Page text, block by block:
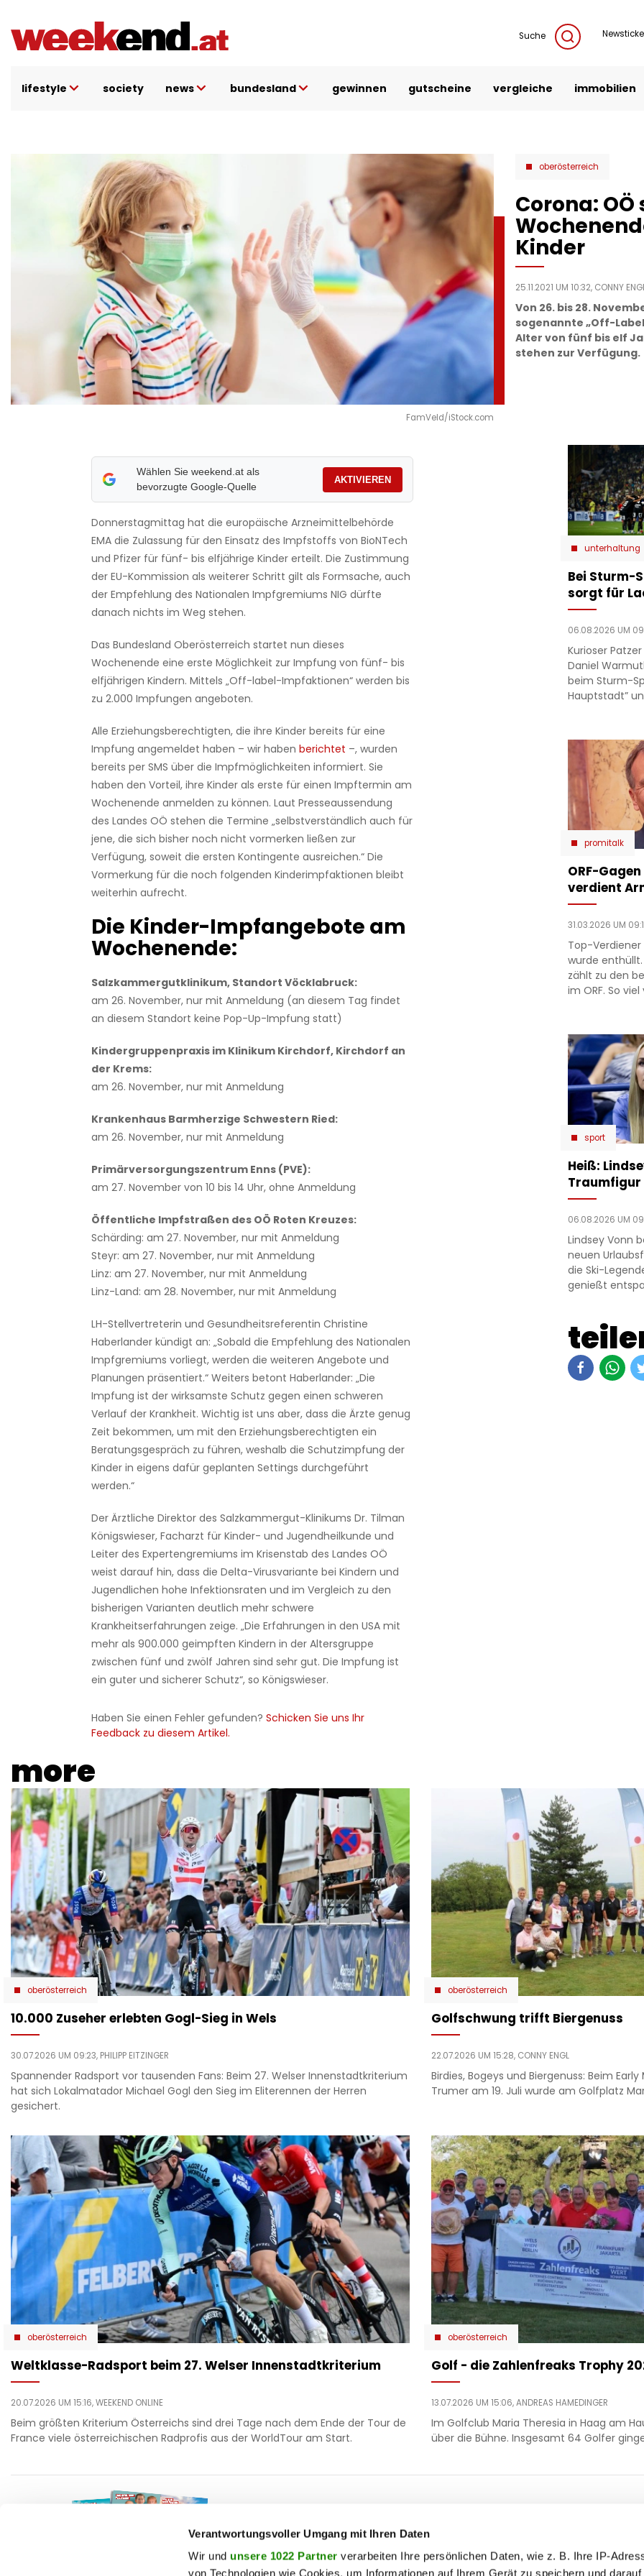
Verantwortungsvoller Umgang mit Ihren Daten
Wir und unsere 1022 Partner verarbeiten Ihre persönlichen Daten, wie z. B. Ihre IP-
von Technologien wie Cookies, um Informationen auf Ihrem Gerät zu speichern und
Inhalt
Suche
lifestyle society news bundesland gewinnen gutscheine vergleiche immobilien
FamVeld/iStock.com
oberösterreich
Corona:
Kinder
25.11.2021 UM 10:32, CONNY
Von 26. bis 28.
sogenannte „Off-
Alter von fünf bis elf
stehen zur Verfügung.
Wählen Sie weekend.at als
bevorzugte Google-Quelle
AKTIVIEREN
Donnerstagmittag hat die europäische Arzneimittelbehörde
EMA die Zulassung für den Einsatz des Impfstoffs von BioNTech
und Pfizer für fünf- bis elfjährige Kinder erteilt. Die Zustimmung
der EU-Kommission als weiterer Schritt gilt als Formsache, auch
der Empfehlung des Nationalen Impfgremiums NIG dürfte
danach nichts im Weg stehen.
Das Bundesland Oberösterreich startet nun dieses
Wochenende eine erste Möglichkeit zur Impfung von fünf- bis
elfjährigen Kindern. Mittels „Off-label-Impfaktionen“ werden bis
zu 2.000 Impfungen angeboten.
Alle Erziehungsberechtigten, die ihre Kinder bereits für eine
Impfung angemeldet haben – wir haben berichtet –, wurden
bereits per SMS über die Impfmöglichkeiten informiert. Sie
haben den Vorteil, ihre Kinder als erste für einen Impftermin am
Wochenende anmelden zu können. Laut Presseaussendung
des Landes OÖ stehen die Termine „selbstverständlich auch für
jene, die sich bisher noch nicht vormerken ließen zur
Verfügung, soweit die ersten Kontingente ausreichen.“ Die
Vormerkung für die noch folgenden Kinderimpfaktionen bleibt
weiterhin aufrecht.
Die Kinder-Impfangebote am
Wochenende:
Salzkammergutklinikum, Standort Vöcklabruck:
am 26. November, nur mit Anmeldung (an diesem Tag findet
an diesem Standort keine Pop-Up-Impfung statt)
Kindergruppenpraxis im Klinikum Kirchdorf, Kirchdorf an
der Krems:
am 26. November, nur mit Anmeldung
Krankenhaus Barmherzige Schwestern Ried:
am 26. November, nur mit Anmeldung
Primärversorgungszentrum Enns (PVE):
am 27. November von 10 bis 14 Uhr, ohne Anmeldung
Öffentliche Impfstraßen des OÖ Roten Kreuzes:
Schärding: am 27. November, nur mit Anmeldung
Steyr: am 27. November, nur mit Anmeldung
Linz: am 27. November, nur mit Anmeldung
Linz-Land: am 28. November, nur mit Anmeldung
LH-Stellvertreterin und Gesundheitsreferentin Christine
Haberlander kündigt an: „Sobald die Empfehlung des Nationalen
Impfgremiums vorliegt, werden die weiteren Angebote und
Planungen präsentiert.“ Weiters betont Haberlander: „Die
Impfung ist der wirksamste Schutz gegen einen schweren
Verlauf der Krankheit. Wichtig ist uns aber, dass die Ärzte genug
Zeit bekommen, um mit den Erziehungsberechtigten ein
Beratungsgespräch zu führen, weshalb die Schutzimpfung der
Kinder in eigens dafür geplanten Settings durchgeführt
werden.“
Der Ärztliche Direktor des Salzkammergut-Klinikums Dr. Tilman
Königswieser, Facharzt für Kinder- und Jugendheilkunde und
Leiter des Expertengremiums im Krisenstab des Landes OÖ
weist darauf hin, dass die Delta-Virusvariante bei Kindern und
Jugendlichen hohe Infektionsraten und im Vergleich zu den
bisherigen Varianten deutlich mehr schwere
Krankheitserfahrungen zeige. „Die Erfahrungen in den USA mit
mehr als 900.000 geimpften Kindern in der Altersgruppe
zwischen fünf und zwölf Jahren sind sehr gut. Die Impfung ist
ein guter und sicherer Schutz“, so Königswieser.
Haben Sie einen Fehler gefunden?Schicken Sie uns Ihr
Feedback zu diesem Artikel.
unterhaltung
Bei Sturm-
sorgt für
06.08.2026 UM
Kurioser
Daniel
beim Sturm-
Hauptstadt”
promitalk
ORF-
verdient
31.03.2026 UM
Top-Verdiener
wurde enthüllt.
zählt zu den
im ORF. So
sport
Heiß:
Traumfigur
06.08.2026 UM
Lindsey Vonn
neuen
die Ski-
genießt
more
oberösterreich
10.000 Zuseher erlebten Gogl-Sieg in Wels
30.07.2026 UM 09:23, PHILIPP EITZINGER
Spannender Radsport vor tausenden Fans: Beim 27. Welser Innenstadtkriterium
hat sich Lokalmatador Michael Gogl den Sieg im Eliterennen der Herren
gesichert.
oberösterreich
Golfschwung trifft Biergenuss
22.07.2026 UM 15:28, CONNY ENGL
Birdies, Bogeys und Biergenuss: Beim
Trumer am 19. Juli wurde am Golfplatz
oberösterreich
Weltklasse-Radsport beim 27. Welser Innenstadtkriterium
20.07.2026 UM 15:16,WEEKEND ONLINE
Beim größten Kriterium Österreichs sind drei Tage nach dem Ende der Tour de
France viele österreichischen Radprofis aus der WorldTour am Start.
oberösterreich
Golf - die Zahlenfreaks Trophy
13.07.2026 UM 15:06,ANDREAS HAMEDINGER
Im Golfclub Maria Theresia in Haag am
über die Bühne. Insgesamt 64 Golfer
Footer
Top
beauty
chronik
politik
reise